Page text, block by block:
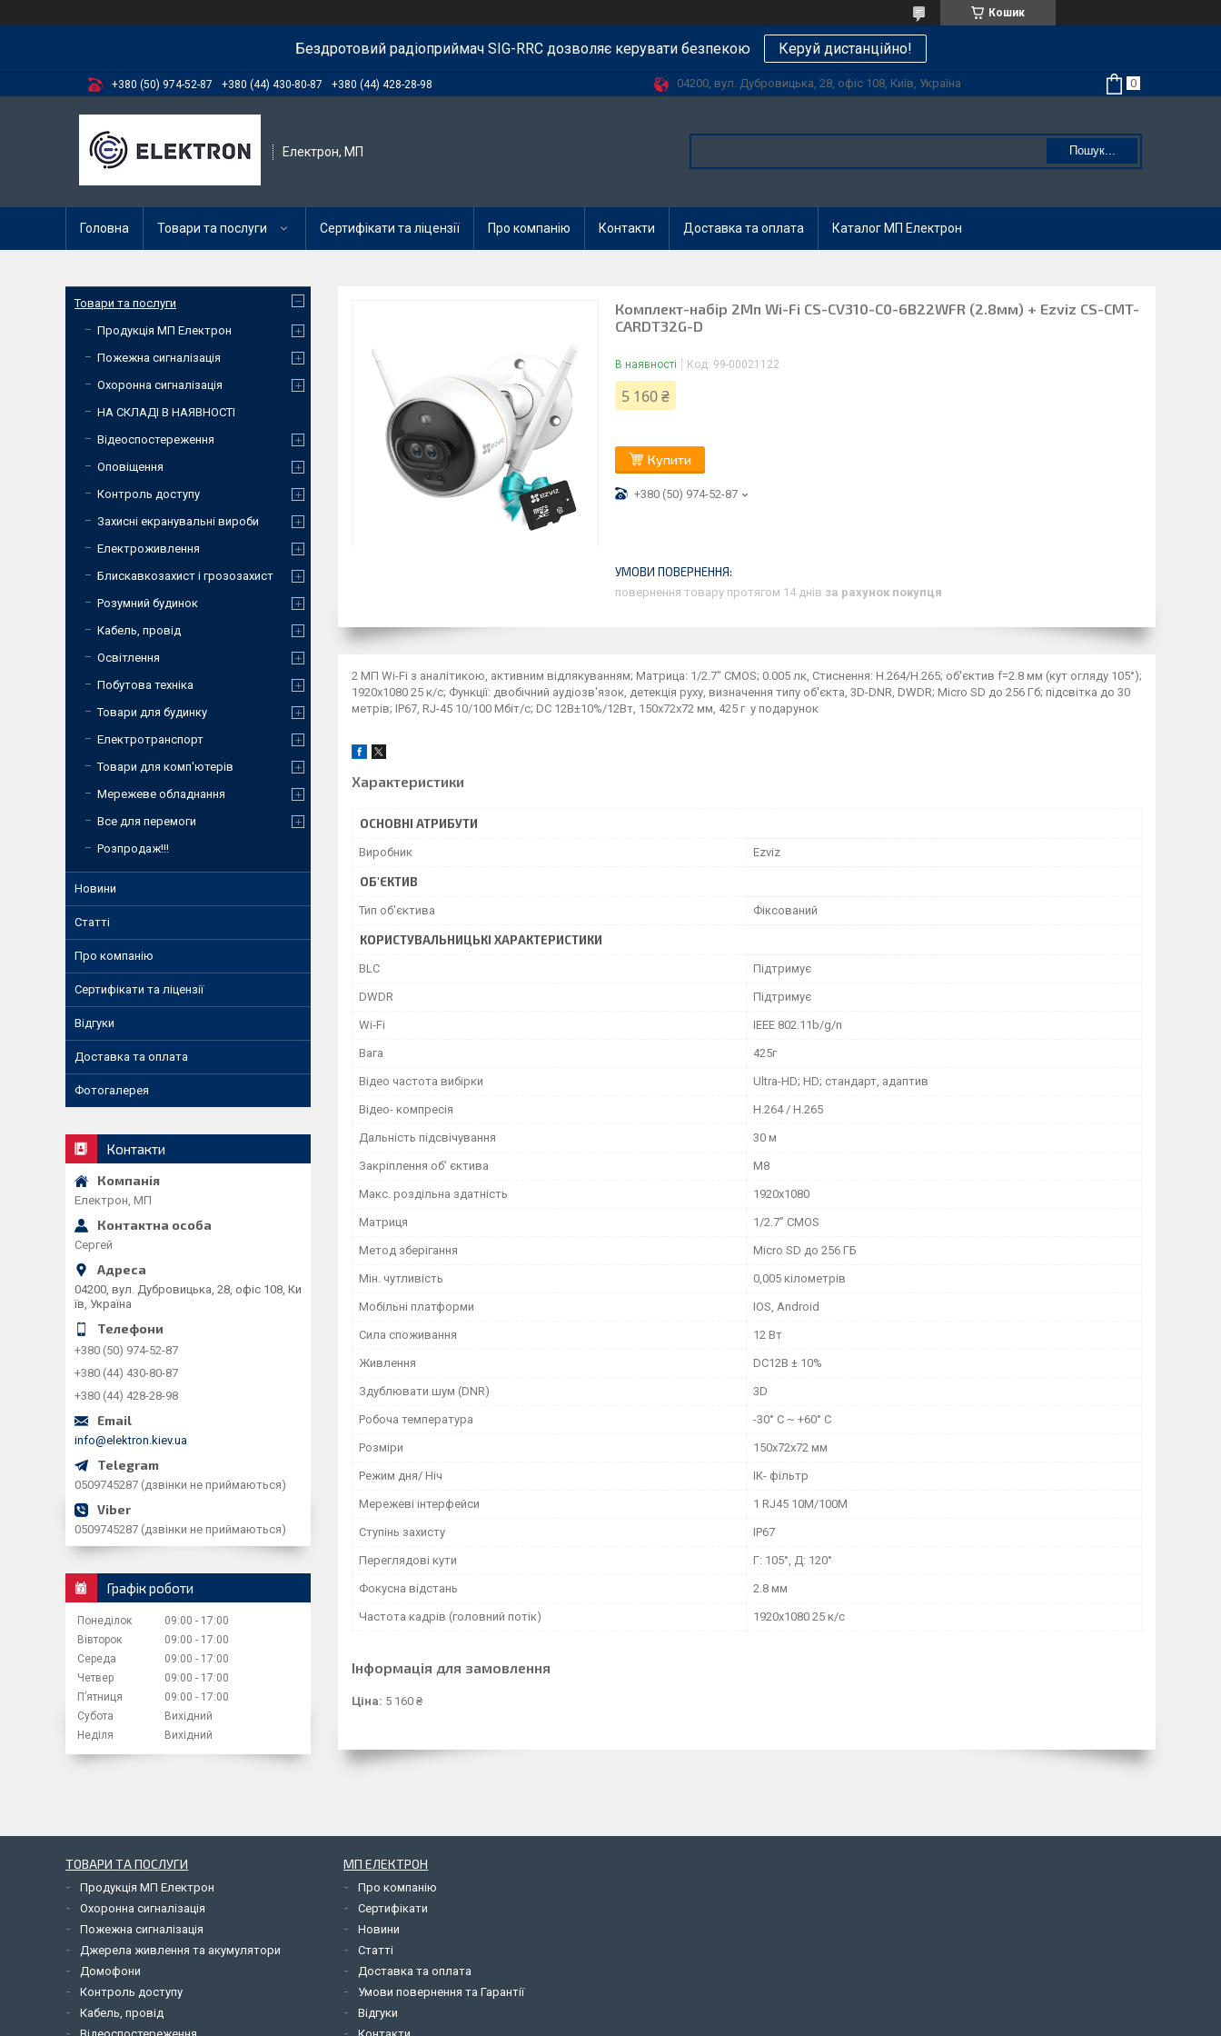
Кошик
Бездротовий радіоприймач SIG-RRC дозволяє керувати безпекою Керуй дистанційно!
+380 (50) 974-52-87 +380 (44) 430-80-87 +380 (44) 428-28-98 04200, вул. Дубровицька, 28, офіс 108, Київ, Україна
Електрон, МП Пошук...
Головна Товари та послуги Сертифікати та ліцензії Про компанію Контакти Доставка та оплата Каталог МП Електрон
Комплект-набір 2Мп Wi-Fi CS-CV310-C0-6B22WFR (2.8мм) + Ezviz CS-CMT-
CARDT32G-D
В наявності Код: 99-00021122
5 160 ₴
Купити
+380 (50) 974-52-87
повернення товару протягом 14 днів за рахунок покупця
2 МП Wi-Fi з аналітикою, активним відлякуванням; Матрица: 1/2.7" CMOS; 0.005 лк, Стиснення: H.264/H.265; об'єктив f=2.8 мм (кут огляду 105°);
1920х1080 25 к/с; Функції: двобічний аудіозв'язок, детекція руху, визначення типу об'єкта, 3D-DNR, DWDR; Micro SD до 256 Гб; підсвітка до 30
метрів; IP67, RJ-45 10/100 Мбіт/с; DC 12В±10%/12Вт, 150x72x72 мм, 425 г у подарунок
Характеристики
ОСНОВНІ АТРИБУТИ
Виробник Ezviz
ОБ'ЄКТИВ
Тип об'єктива Фіксований
КОРИСТУВАЛЬНИЦЬКІ ХАРАКТЕРИСТИКИ
BLC Підтримує
DWDR Підтримує
Wi-Fi IEEE 802.11b/g/n
Вага 425г
Відео частота вибірки Ultra-HD; HD; стандарт, адаптив
Відео- компресія H.264 / H.265
Дальність підсвічування 30 м
Закріплення об’ єктива M8
Макс. роздільна здатність 1920x1080
Матриця 1/2.7” CMOS
Метод зберігання Micro SD до 256 ГБ
Мін. чутливість 0,005 кілометрів
Мобільні платформи IOS, Android
Сила споживання 12 Вт
Живлення DC12В ± 10%
Здублювати шум (DNR) 3D
Робоча температура -30° C ~ +60° C
Розміри 150x72x72 мм
Режим дня/ Ніч ІК- фільтр
Мережеві інтерфейси 1 RJ45 10M/100M
Ступінь захисту IP67
Переглядові кути Г: 105°, Д: 120°
Фокусна відстань 2.8 мм
Частота кадрів (головний потік) 1920x1080 25 к/с
Інформація для замовлення
Ціна: 5 160 ₴
Товари та послуги
Продукція МП Електрон
Пожежна сигналізація
Охоронна сигналізація
НА СКЛАДІ В НАЯВНОСТІ
Відеоспостереження
Оповіщення
Контроль доступу
Захисні екранувальні вироби
Електроживлення
Блискавкозахист і грозозахист
Розумний будинок
Кабель, провід
Освітлення
Побутова техніка
Товари для будинку
Електротранспорт
Товари для комп'ютерів
Мережеве обладнання
Все для перемоги
Розпродаж!!!
Новини
Статті
Про компанію
Сертифікати та ліцензії
Відгуки
Доставка та оплата
Фотогалерея
Контакти
Електрон, МП
Сергей
04200, вул. Дубровицька, 28, офіс 108, Ки
їв, Україна
+380 (50) 974-52-87
+380 (44) 430-80-87
+380 (44) 428-28-98
info@elektron.kiev.ua
0509745287 (дзвінки не приймаються)
0509745287 (дзвінки не приймаються)
Графік роботи
Понеділок 09:00
17:00
Вівторок
09:00
17:00
Середа
09:00
17:00
Четвер
09:00
17:00
Пʼятниця
09:00
17:00
Субота
Вихідний
Неділя
Вихідний
ТОВАРИ ТА ПОСЛУГИ
Продукція МП Електрон
Охоронна сигналізація
Пожежна сигналізація
Джерела живлення та акумулятори
Домофони
Контроль доступу
Кабель, провід
МП ЕЛЕКТРОН
Про компанію
Сертифікати
Новини
Статті
Доставка та оплата
Умови повернення та Гарантії
Відгуки